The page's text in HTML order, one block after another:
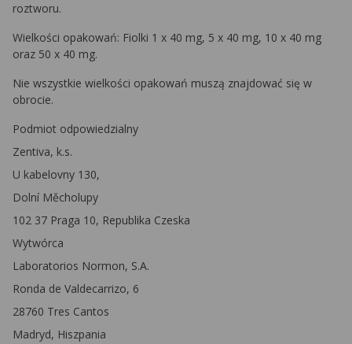
roztworu.
Wielkości opakowań: Fiolki 1 x 40 mg, 5 x 40 mg, 10 x 40 mg
oraz 50 x 40 mg.
Nie wszystkie wielkości opakowań muszą znajdować się w
obrocie.
Podmiot odpowiedzialny
Zentiva, k.s.
U kabelovny 130,
Dolní Měcholupy
102 37 Praga 10, Republika Czeska
Wytwórca
Laboratorios Normon, S.A.
Ronda de Valdecarrizo, 6
28760 Tres Cantos
Madryd, Hiszpania